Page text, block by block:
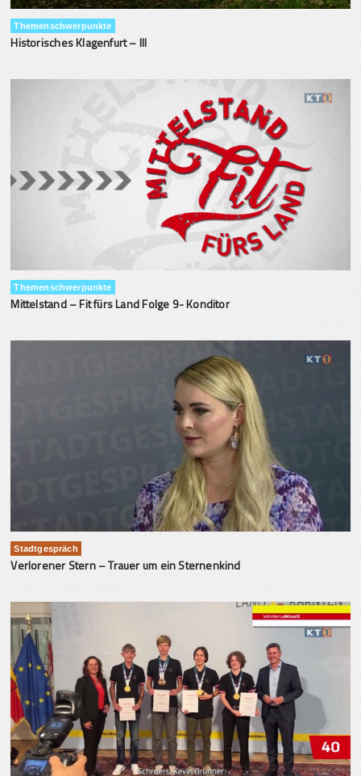
Themenschwerpunkte
Historisches Klagenfurt – III
Themenschwerpunkte
Mittelstand – Fit fürs Land Folge 9- Konditor
Stadtgespräch
Verlorener Stern – Trauer um ein Sternenkind